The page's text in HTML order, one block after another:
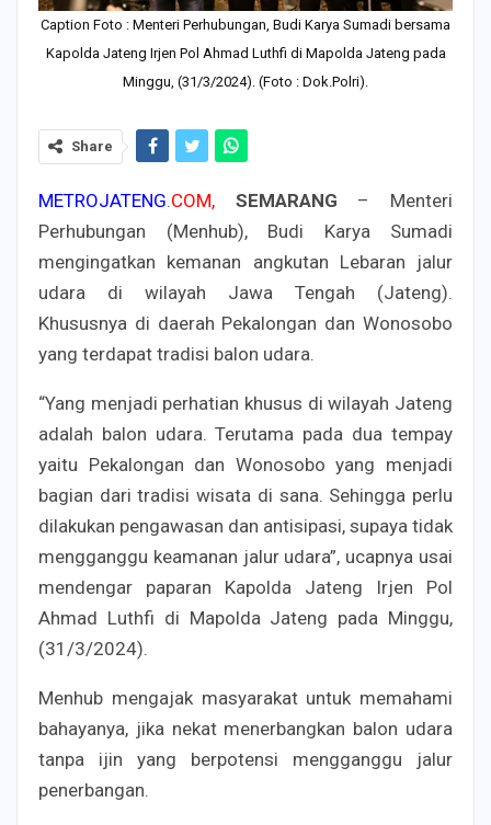
Caption Foto : Menteri Perhubungan, Budi Karya Sumadi bersama
Kapolda Jateng Irjen Pol Ahmad Luthfi di Mapolda Jateng pada
Minggu, (31/3/2024). (Foto : Dok.Polri).
Share
METROJATENG.COM, SEMARANG – Menteri
Perhubungan (Menhub), Budi Karya Sumadi
mengingatkan kemanan angkutan Lebaran jalur
udara di wilayah Jawa Tengah (Jateng).
Khususnya di daerah Pekalongan dan Wonosobo
yang terdapat tradisi balon udara.
“Yang menjadi perhatian khusus di wilayah Jateng
adalah balon udara. Terutama pada dua tempay
yaitu Pekalongan dan Wonosobo yang menjadi
bagian dari tradisi wisata di sana. Sehingga perlu
dilakukan pengawasan dan antisipasi, supaya tidak
mengganggu keamanan jalur udara”, ucapnya usai
mendengar paparan Kapolda Jateng Irjen Pol
Ahmad Luthfi di Mapolda Jateng pada Minggu,
(31/3/2024).
Menhub mengajak masyarakat untuk memahami
bahayanya, jika nekat menerbangkan balon udara
tanpa ijin yang berpotensi mengganggu jalur
penerbangan.